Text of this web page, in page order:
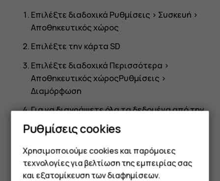
Επιλέξτε διαδοχικά Ρυθμίσεις > Συσκευή >
Αποθηκευτικός χώρος
Επιλέξτε την κάρτα SD
Επιλέξτε διαδοχικά Περισσότερα >
Αποθηκευτικός χώροςΡυθμίσεις >
Διαμόρφωση
Για να διαγράψετε όλα τα δεδομένα από την
κάρτα SD, συμπεριλαμβανομένων όλου του
περιεχομένου μουσικής και φωτογραφιών,
πατήστεΔιαγραφή και Διαμόρφωση
Ρυθμίσεις cookies
Χρησιμοποιούμε cookies και παρόμοιες
τεχνολογίες για βελτίωση της εμπειρίας σας
και εξατομίκευση των διαφημίσεων.